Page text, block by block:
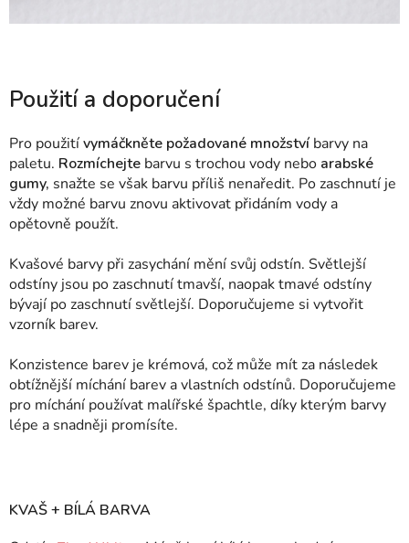
Použití a doporučení
Pro použitívymáčkněte požadované množstvíbarvy na
paletu. Rozmíchejte barvu s trochou vody nebo arabské
gumy, snažte se však barvu příliš nenaředit. Po zaschnutí je
vždy možné barvu znovu aktivovat přidáním vody a
opětovně použít.
Kvašové barvy při zasychání mění svůj odstín. Světlejší
odstíny jsou po zaschnutí tmavší, naopak tmavé odstíny
bývají po zaschnutí světlejší. Doporučujeme si vytvořit
vzorník barev.
Konzistence barev je krémová, což může mít za následek
obtížnější míchání barev a vlastních odstínů. Doporučujeme
pro míchání používat malířské špachtle, díky kterým barvy
lépe a snadněji promísíte.
KVAŠ + BÍLÁ BARVA